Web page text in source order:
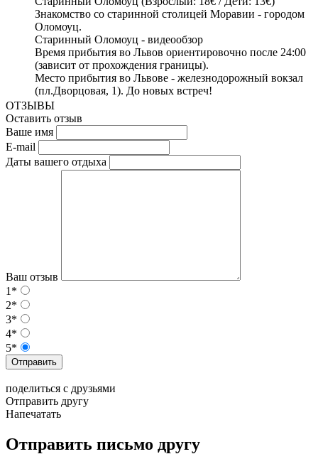
Знакомство со старинной столицей Моравии - городом
Оломоуц.
Старинный Оломоуц - видеообзор
Время прибытия во Львов ориентировочно после 24:00
(зависит от прохождения границы).
Место прибытия во Львове - железнодорожный вокзал
(пл.Дворцовая, 1). До новых встреч!
ОТЗЫВЫ
Оставить отзыв
Ваше имя
E-mail
Даты вашего отдыха
Ваш отзыв
1*
2*
3*
4*
5*
Отправить
поделиться с друзьями
Отправить другу
Напечатать
Отправить письмо другу